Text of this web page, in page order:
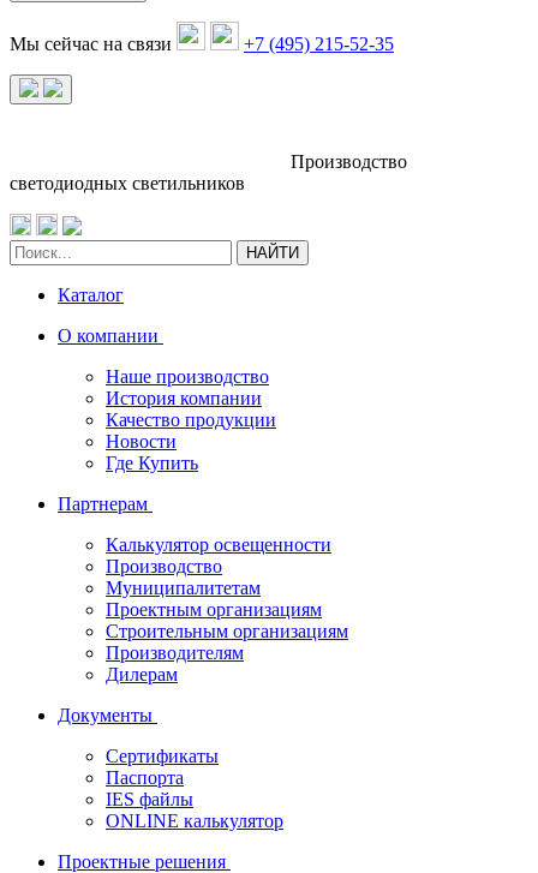
Мы сейчас на связи +7 (495) 215-52-35
Производство
светодиодных светильников
НАЙТИ
Каталог
О компании
Наше производство
История компании
Качество продукции
Новости
Где Купить
Партнерам
Калькулятор освещенности
Производство
Муниципалитетам
Проектным организациям
Строительным организациям
Производителям
Дилерам
Документы
Сертификаты
Паспорта
IES файлы
ONLINE калькулятор
Проектные решения